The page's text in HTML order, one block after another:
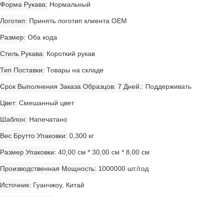
Форма Рукава Нормальный
Логотип Принять логотип клиента OEM
Размер Оба кода
Стиль Рукава Короткий рукав
Тип Поставки Товары на складе
Срок Выполнения Заказа Образцов: 7 Дней. Поддерживать
Цвет Смешанный цвет
Шаблон Напечатано
Вес Брутто Упаковки 0,300 кг
Размер Упаковки 40,00 см * 30,00 см * 8,00 см
Производственная Мощность 1000000 шт./год
Источник Гуанчжоу, Китай